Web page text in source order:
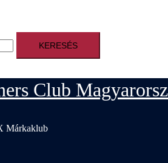
Club
Márkaklub